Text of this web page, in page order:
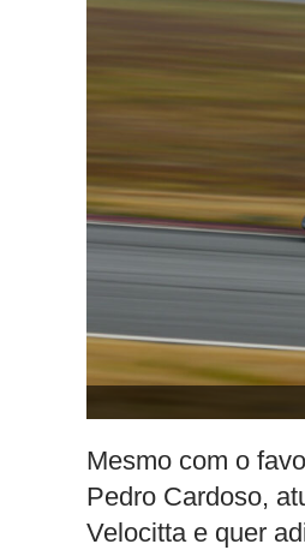
Mesmo com o
Pedro Cardoso,
Velocitta e quer